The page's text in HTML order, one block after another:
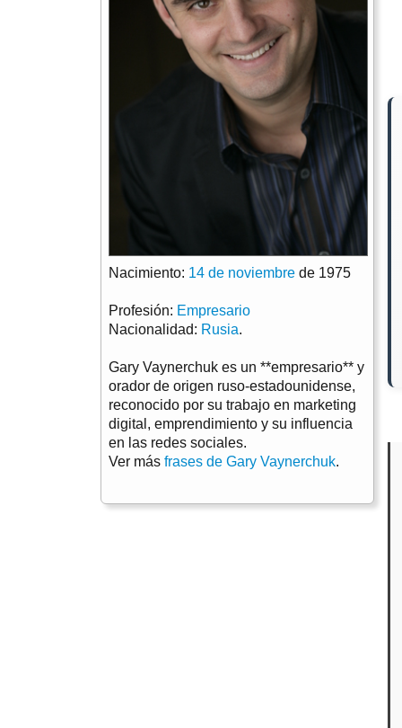
Nacimiento: 14 de noviembre de 1975
Profesión: Empresario
Nacionalidad: Rusia.
Gary Vaynerchuk es un **empresario** y
orador de origen ruso-estadounidense,
reconocido por su trabajo en marketing
digital, emprendimiento y su influencia
en las redes sociales.
Ver más frases de Gary Vaynerchuk.